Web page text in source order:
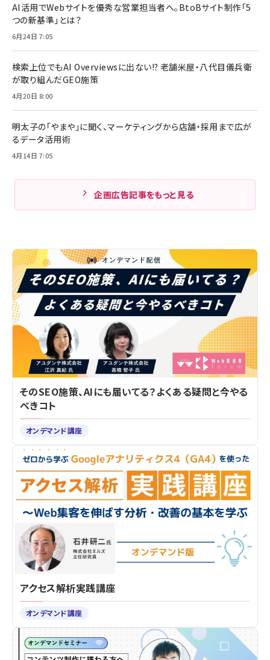
AI活用でWebサイトを優秀な営業担当者へ。BtoBサイト制作「5
つの新基準」とは？
6月24日 7:05
検索上位でもAI Overviewsに出ない!? 老舗米屋・八代目儀兵衛
が取り組んだGEO施策
4月20日 8:00
明太子の「やまや」に聞く、マーケティングから店舗・採用まで広が
るデータ活用術
4月14日 7:05
企画広告記事をもっと見る
そのSEO施策、AIにも届いてる？よくある疑問と今やる
べきコト
オンデマンド講座
アクセス解析実践講座
オンデマンド講座